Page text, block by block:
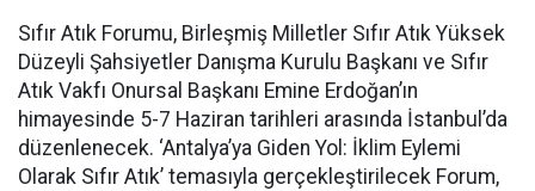
Sıfır Atık Forumu, Birleşmiş Milletler Sıfır Atık Yüksek
Düzeyli Şahsiyetler Danışma Kurulu Başkanı ve Sıfır
Atık Vakfı Onursal Başkanı Emine Erdoğan’ın
himayesinde 5-7 Haziran tarihleri arasında İstanbul’da
düzenlenecek. ‘Antalya’ya Giden Yol: İklim Eylemi
Olarak Sıfır Atık’ temasıyla gerçekleştirilecek Forum,